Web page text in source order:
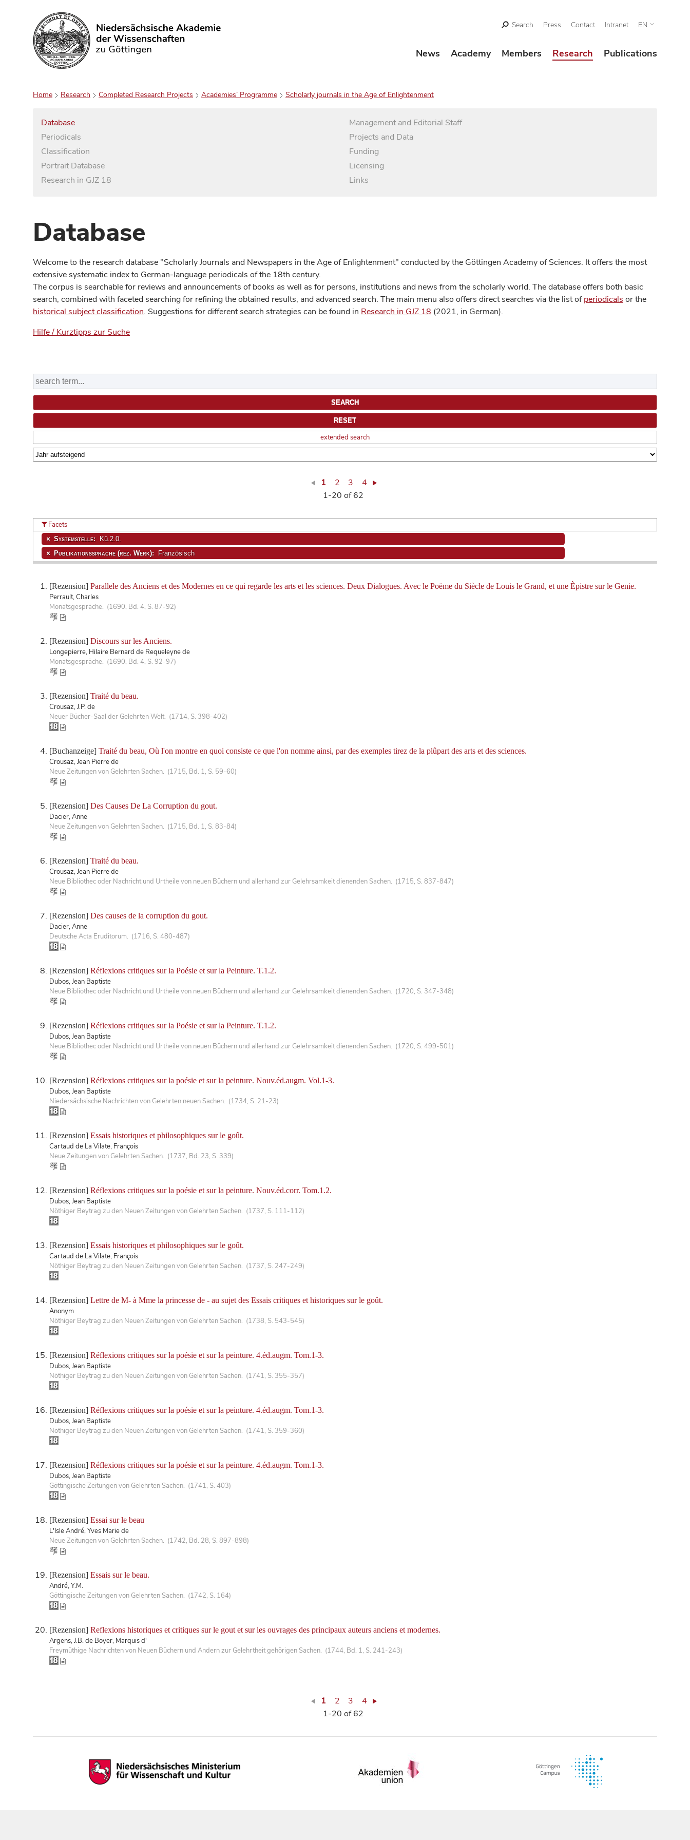
Search
Search Press Contact Intranet EN
News Academy Members Research Publications
Home Research Completed Research Projects Academies’ Programme Scholarly journals in the Age of Enlightenment
Database
Periodicals
Classification
Portrait Database
Research in GJZ 18
Management and Editorial Staff
Projects and Data
Funding
Licensing
Links
Database
Welcome to the research database "Scholarly Journals and Newspapers in the Age of Enlightenment" conducted by the Göttingen Academy of Sciences. It offers the most
extensive systematic index to German-language periodicals of the 18th century.
The corpus is searchable for reviews and announcements of books as well as for persons, institutions and news from the scholarly world. The database offers both basic
search, combined with faceted searching for refining the obtained results, and advanced search. The main menu also offers direct searches via the list ofperiodicals or the
historical subject classification. Suggestions for different search strategies can be found in Research in GJZ 18 (2021, in German).
Hilfe / Kurztipps zur Suche
extended search
1 2 3
4
1-20 of 62
[Rezension] Parallele des Anciens et des Modernes en ce qui regarde les arts et les sciences. Deux Dialogues. Avec le Poëme du Siècle de Louis le Grand, et une Èpistre sur le Genie.
Perrault, Charles
Monatsgespräche. (1690, Bd. 4, S. 87-92)
[Rezension] Discours sur les Anciens.
Longepierre, Hilaire Bernard de Requeleyne de
Monatsgespräche. (1690, Bd. 4, S. 92-97)
[Rezension] Traité du beau.
Crousaz, J.P. de
Neuer Bücher-Saal der Gelehrten Welt. (1714, S. 398-402)
[Buchanzeige] Traité du beau, Où l'on montre en quoi consiste ce que l'on nomme ainsi, par des exemples tirez de la plûpart des arts et des sciences.
Crousaz, Jean Pierre de
Neue Zeitungen von Gelehrten Sachen. (1715, Bd. 1, S. 59-60)
[Rezension] Des Causes De La Corruption du gout.
Dacier, Anne
Neue Zeitungen von Gelehrten Sachen. (1715, Bd. 1, S. 83-84)
[Rezension] Traité du beau.
Crousaz, Jean Pierre de
Neue Bibliothec oder Nachricht und Urtheile von neuen Büchern und allerhand zur Gelehrsamkeit dienenden Sachen. (1715, S. 837-847)
[Rezension] Des causes de la corruption du gout.
Dacier, Anne
Deutsche Acta Eruditorum. (1716, S. 480-487)
[Rezension] Réflexions critiques sur la Poésie et sur la Peinture. T.1.2.
Dubos, Jean Baptiste
Neue Bibliothec oder Nachricht und Urtheile von neuen Büchern und allerhand zur Gelehrsamkeit dienenden Sachen. (1720, S. 347-348)
[Rezension] Réflexions critiques sur la Poésie et sur la Peinture. T.1.2.
Dubos, Jean Baptiste
Neue Bibliothec oder Nachricht und Urtheile von neuen Büchern und allerhand zur Gelehrsamkeit dienenden Sachen. (1720, S. 499-501)
[Rezension] Réflexions critiques sur la poésie et sur la peinture. Nouv.éd.augm. Vol.1-3.
Dubos, Jean Baptiste
Niedersächsische Nachrichten von Gelehrten neuen Sachen. (1734, S. 21-23)
[Rezension] Essais historiques et philosophiques sur le goût.
Cartaud de La Vilate, François
Neue Zeitungen von Gelehrten Sachen. (1737, Bd. 23, S. 339)
[Rezension] Réflexions critiques sur la poésie et sur la peinture. Nouv.éd.corr. Tom.1.2.
Dubos, Jean Baptiste
Nöthiger Beytrag zu den Neuen Zeitungen von Gelehrten Sachen. (1737, S. 111-112)
[Rezension] Essais historiques et philosophiques sur le goût.
Cartaud de La Vilate, François
Nöthiger Beytrag zu den Neuen Zeitungen von Gelehrten Sachen. (1737, S. 247-249)
[Rezension] Lettre de M- à Mme la princesse de - au sujet des Essais critiques et historiques sur le goût.
Anonym
Nöthiger Beytrag zu den Neuen Zeitungen von Gelehrten Sachen. (1738, S. 543-545)
[Rezension] Réflexions critiques sur la poésie et sur la peinture. 4.éd.augm. Tom.1-3.
Dubos, Jean Baptiste
Nöthiger Beytrag zu den Neuen Zeitungen von Gelehrten Sachen. (1741, S. 355-357)
[Rezension] Réflexions critiques sur la poésie et sur la peinture. 4.éd.augm. Tom.1-3.
Dubos, Jean Baptiste
Nöthiger Beytrag zu den Neuen Zeitungen von Gelehrten Sachen. (1741, S. 359-360)
[Rezension] Réflexions critiques sur la poésie et sur la peinture. 4.éd.augm. Tom.1-3.
Dubos, Jean Baptiste
Göttingische Zeitungen von Gelehrten Sachen. (1741, S. 403)
[Rezension] Essai sur le beau
L'Isle André, Yves Marie de
Neue Zeitungen von Gelehrten Sachen. (1742, Bd. 28, S. 897-898)
[Rezension] Essais sur le beau.
André, Y.M.
Göttingische Zeitungen von Gelehrten Sachen. (1742, S. 164)
[Rezension] Reflexions historiques et critiques sur le gout et sur les ouvrages des principaux auteurs anciens et modernes.
Argens, J.B. de Boyer, Marquis d'
Freymüthige Nachrichten von Neuen Büchern und Andern zur Gelehrtheit gehörigen Sachen. (1744, Bd. 1, S. 241-243)
Facets
Systemstelle: Kü.2.0.
Publikationssprache (rez. Werk): Französisch
1 2 3
4
1-20 of 62